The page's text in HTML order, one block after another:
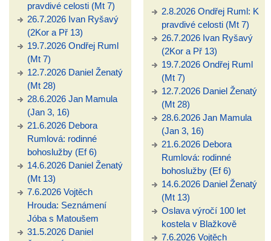
pravdivé celosti (Mt 7)
26.7.2026 Ivan Ryšavý
(2Kor a Př 13)
19.7.2026 Ondřej Ruml
(Mt 7)
12.7.2026 Daniel Ženatý
(Mt 28)
28.6.2026 Jan Mamula
(Jan 3, 16)
21.6.2026 Debora
Rumlová: rodinné
bohoslužby (Ef 6)
14.6.2026 Daniel Ženatý
(Mt 13)
7.6.2026 Vojtěch
Hrouda: Seznámení
Jóba s Matoušem
31.5.2026 Daniel
2.8.2026 Ondřej Ruml: K
pravdivé celosti (Mt 7)
26.7.2026 Ivan Ryšavý
(2Kor a Př 13)
19.7.2026 Ondřej Ruml
(Mt 7)
12.7.2026 Daniel Ženatý
(Mt 28)
28.6.2026 Jan Mamula
(Jan 3, 16)
21.6.2026 Debora
Rumlová: rodinné
bohoslužby (Ef 6)
14.6.2026 Daniel Ženatý
(Mt 13)
Oslava výročí 100 let
kostela v Blažkově
7.6.2026 Vojtěch